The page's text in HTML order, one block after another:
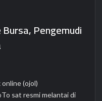
Pengemudi
(ojol)
sat resmi melantai di